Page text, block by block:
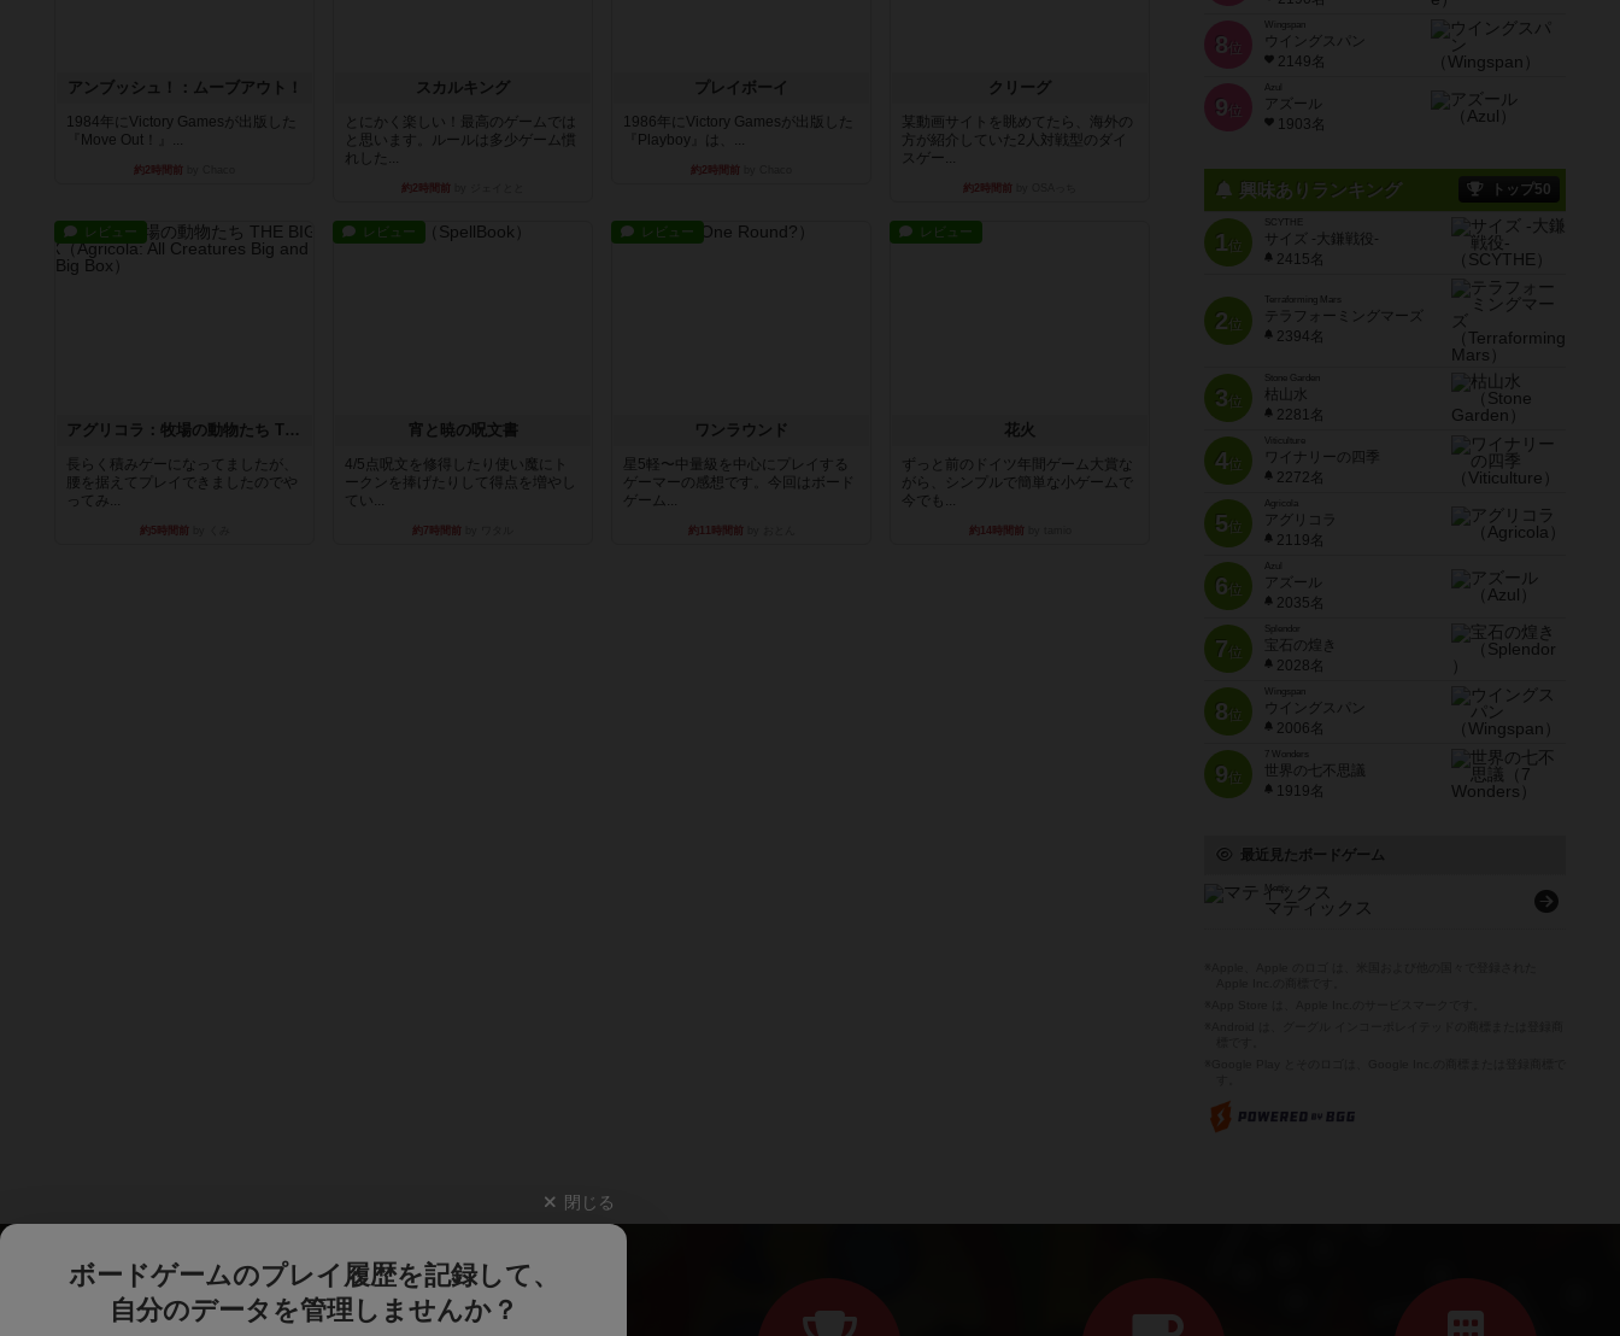
アンブッシュ！：ムーブアウト！
1984年にVictory Gamesが出版した
『Move Out！』...
約2時間前
スカルキング
とにかく楽しい！最高のゲームでは
と思います。ルールは多少ゲーム慣
れした...
約2時間前
プレイボーイ
1986年にVictory Gamesが出版した
『Playboy』は、...
約2時間前
クリーグ
某動画サイトを眺めてたら、海外の
方が紹介していた2人対戦型のダイ
スゲー...
約2時間前
レビュー
アグリコラ：牧場の動物たち THE BIG BOX
長らく積みゲーになってましたが、
腰を据えてプレイできましたのでや
ってみ...
約5時間前
レビュー
宵と暁の呪文書
4/5点呪文を修得したり使い魔にト
ークンを捧げたりして得点を増やし
てい...
約7時間前
レビュー
ワンラウンド
星5軽〜中量級を中心にプレイする
ゲーマーの感想です。今回はボード
ゲーム...
約11時間前
レビュー
花火
ずっと前のドイツ年間ゲーム大賞な
がら、シンプルで簡単な小ゲームで
今でも...
約14時間前
8 位
Wingspan
ウイングスパン
2149名
9 位
Azul
アズール
1903名
興味ありランキング トップ50
1位
SCYTHE
サイズ -大鎌戦役-
2415名
2位
Terraforming Mars
テラフォーミングマーズ
2394名
3位
Stone Garden
枯山水
2281名
4位
Viticulture
ワイナリーの四季
2272名
5位
Agricola
アグリコラ
2119名
6位
Azul
アズール
2035名
7位
宝石の煌き
2028名
8位
Wingspan
ウイングスパン
2006名
9位
7 Wonders
世界の七不思議
1919名
最近見たボードゲーム
Mattix
マティックス
閉じる
ボードゲームのプレイ履歴を記録して、
自分のデータを管理しませんか？